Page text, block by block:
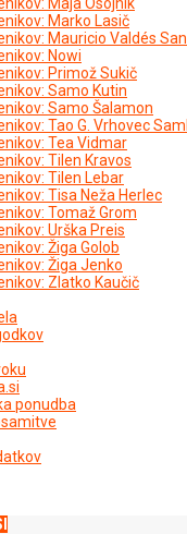
Marko Lasič
Mauricio Valdés
Nowi
Primož Sukič
Samo Kutin
Samo Šalamon
Tao G. Vrhovec
Tea Vidmar
Tilen Kravos
Tilen Lebar
Tisa Neža Herlec
Tomaž Grom
Urška Preis
Žiga Golob
Žiga Jenko
Zlatko Kaučič
ponudba